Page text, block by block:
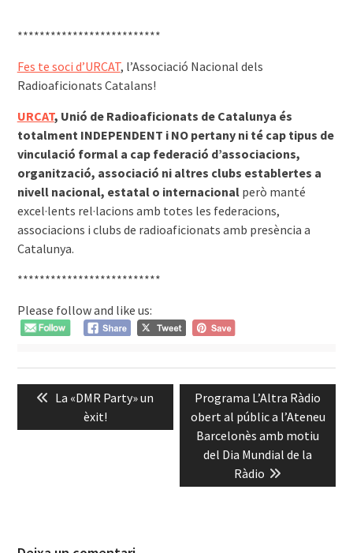
**************************
Fes te soci d’URCAT, l’Associació Nacional dels
Radioaficionats Catalans!
URCAT, Unió de Radioaficionats de Catalunya és
totalment INDEPENDENT i NO pertany ni té cap tipus de
vinculació formal a cap federació d’associacions,
organització, associació ni altres clubs establertes a
nivell nacional, estatal o internacional però manté
excel·lents rel·lacions amb totes les federacions,
associacions i clubs de radioaficionats amb presència a
Catalunya.
**************************
Please follow and like us:
d'entrades
Previous
La «DMR Party» un
èxit!
Next
post:
Programa L’Altra Ràdio
obert al públic a l’Ateneu
Barcelonès amb motiu
del Dia Mundial de la
Ràdio